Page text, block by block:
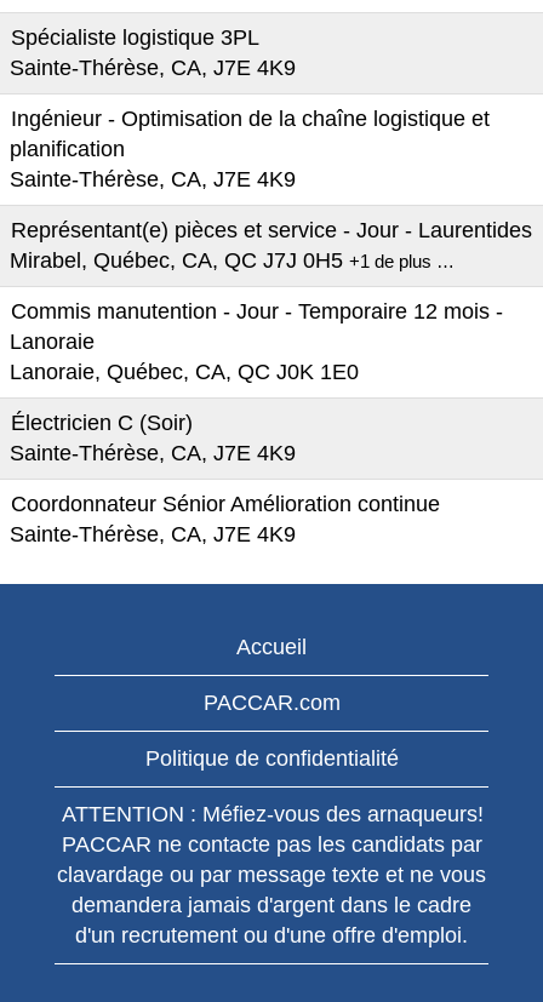
Spécialiste logistique 3PL
Sainte-Thérèse, CA, J7E 4K9
Ingénieur - Optimisation de la chaîne logistique et
planification
Sainte-Thérèse, CA, J7E 4K9
Représentant(e) pièces et service - Jour - Laurentides
Mirabel, Québec, CA, QC J7J 0H5 +1 de plus …
Commis manutention - Jour - Temporaire 12 mois -
Lanoraie
Lanoraie, Québec, CA, QC J0K 1E0
Électricien C (Soir)
Sainte-Thérèse, CA, J7E 4K9
Coordonnateur Sénior Amélioration continue
Sainte-Thérèse, CA, J7E 4K9
Accueil
PACCAR.com
Politique de confidentialité
ATTENTION : Méfiez-vous des arnaqueurs!
PACCAR ne contacte pas les candidats par
clavardage ou par message texte et ne vous
demandera jamais d'argent dans le cadre
d'un recrutement ou d'une offre d'emploi.